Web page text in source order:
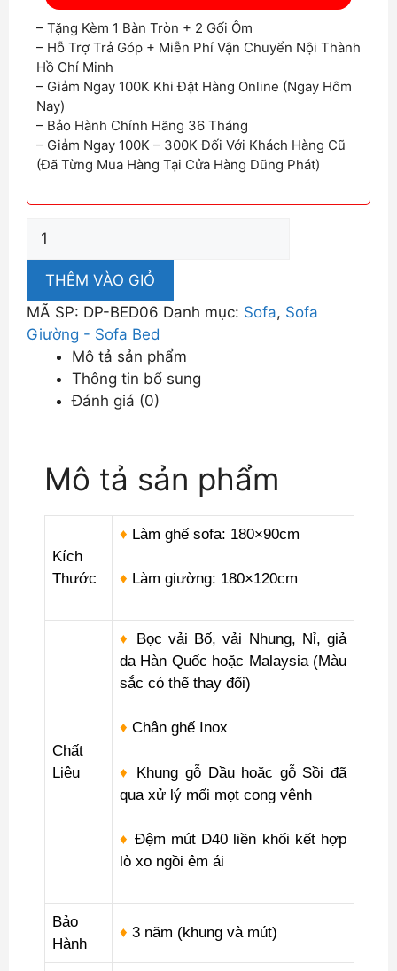
– Tặng Kèm 1 Bàn Tròn + 2 Gối Ôm
– Hỗ Trợ Trả Góp + Miễn Phí Vận Chuyển Nội Thành
Hồ Chí Minh
– Giảm Ngay 100K Khi Đặt Hàng Online (Ngay Hôm
Nay)
– Bảo Hành Chính Hãng 36 Tháng
– Giảm Ngay 100K – 300K Đối Với Khách Hàng Cũ
(Đã Từng Mua Hàng Tại Cửa Hàng Dũng Phát)
Sofa
Bed
Rẻ
DP-
BED06
lượng
THÊM VÀO GIỎ
MÃ SP: DP-BED06 Danh mục: Sofa, Sofa
Giường - Sofa Bed
Mô tả sản phẩm
Thông tin bổ sung
Đánh giá (0)
Mô tả sản phẩm
Kích
Thước
♦ Làm ghế sofa: 180×90cm
♦ Làm giường: 180×120cm
Chất
Liệu
♦ Bọc vải Bố, vải Nhung, Nỉ, giả
da Hàn Quốc hoặc Malaysia (Màu
sắc có thể thay đổi)
♦ Chân ghế Inox
♦ Khung gỗ Dầu hoặc gỗ Sồi đã
qua xử lý mối mọt cong vênh
♦ Đệm mút D40 liền khối kết hợp
lò xo ngồi êm ái
Bảo
Hành
♦ 3 năm (khung và mút)